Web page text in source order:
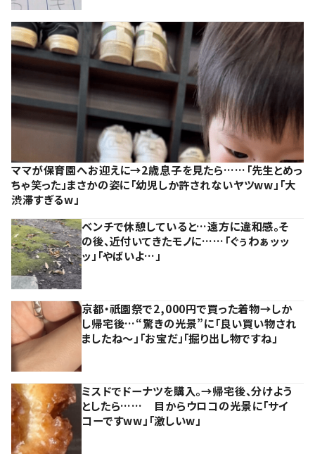
ママが保育園へお迎えに→2歳息子を見たら……「先生とめっ
ちゃ笑った」まさかの姿に「幼児しか許されないヤツww」「大
渋滞すぎるw」
ベンチで休憩していると…遠方に違和感。そ
の後、近付いてきたモノに……「ぐぅわぁッッ
ッ」「やばいよ…」
京都・祇園祭で2,000円で買った着物→しか
し帰宅後…“驚きの光景”に「良い買い物され
ましたね～」「お宝だ」「掘り出し物ですね」
ミスドでドーナツを購入。→帰宅後、分けよう
としたら…… 目からウロコの光景に「サイ
コーですww」「激しいw」